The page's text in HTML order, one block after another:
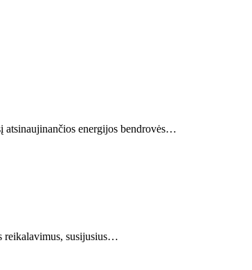
atsinaujinančios energijos bendrovės…
reikalavimus, susijusius…